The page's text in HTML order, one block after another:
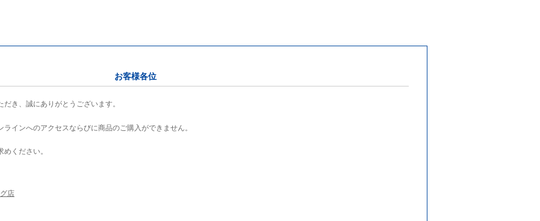
お客様各位
き、誠にありがとうございます。
インへのアクセスならびに商品のご購入ができません。
ください。
店